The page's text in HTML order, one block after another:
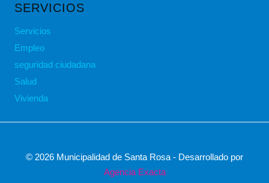
SERVICIOS
Servicios
Empleo
seguridad ciudadana
Salud
Vivienda
© 2026 Municipalidad de Santa Rosa - Desarrollado por
Agencia Exacta